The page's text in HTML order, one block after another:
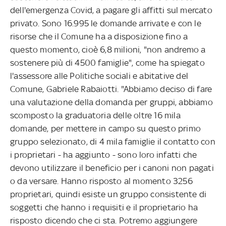
dell'emergenza Covid, a pagare gli affitti sul mercato
privato. Sono 16.995 le domande arrivate e con le
risorse che il Comune ha a disposizione fino a
questo momento, cioè 6,8 milioni, "non andremo a
sostenere più di 4500 famiglie", come ha spiegato
l'assessore alle Politiche sociali e abitative del
Comune, Gabriele Rabaiotti. "Abbiamo deciso di fare
una valutazione della domanda per gruppi, abbiamo
scomposto la graduatoria delle oltre 16 mila
domande, per mettere in campo su questo primo
gruppo selezionato, di 4 mila famiglie il contatto con
i proprietari - ha aggiunto - sono loro infatti che
devono utilizzare il beneficio per i canoni non pagati
o da versare. Hanno risposto al momento 3256
proprietari, quindi esiste un gruppo consistente di
soggetti che hanno i requisiti e il proprietario ha
risposto dicendo che ci sta. Potremo aggiungere